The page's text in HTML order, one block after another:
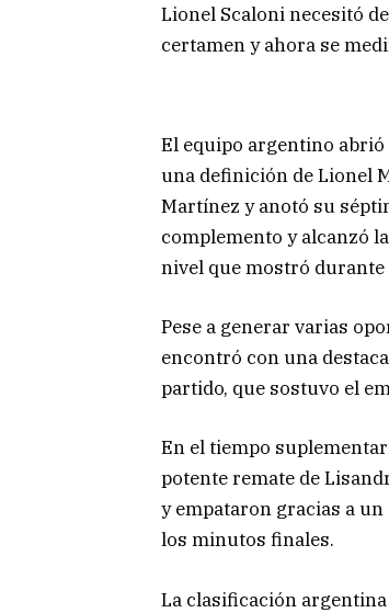
Lionel Scaloni necesitó
certamen y ahora se
El equipo argentino
una definición de Lionel
Martínez y anotó su
complemento y alcanzó
nivel que mostró durante
Pese a generar varias
encontró con una
partido, que sostuvo el
En el tiempo
potente remate de
y empataron gracias a
los minutos finales.
La clasificación